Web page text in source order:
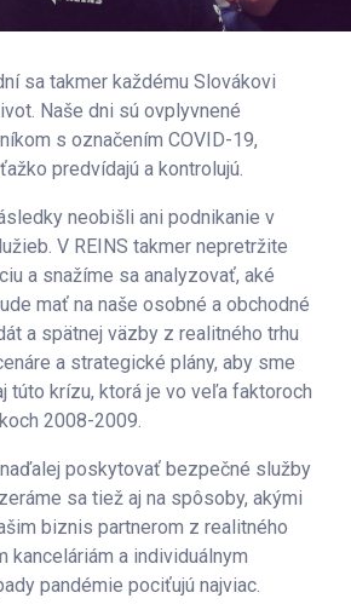
sa takmer každému Slovákovi
Naše dni sú ovplyvnené
s označením COVID-19,
predvídajú a kontrolujú.
neobišli ani podnikanie v
V REINS takmer nepretržite
a snažíme sa analyzovať, aké
mať na naše osobné a obchodné
a spätnej väzby z realitného trhu
a strategické plány, aby sme
túto krízu, ktorá je vo veľa faktoroch
2008-2009.
poskytovať bezpečné služby
sa tiež aj na spôsoby, akými
biznis partnerom z realitného
kanceláriám a individuálnym
pandémie pociťujú najviac.